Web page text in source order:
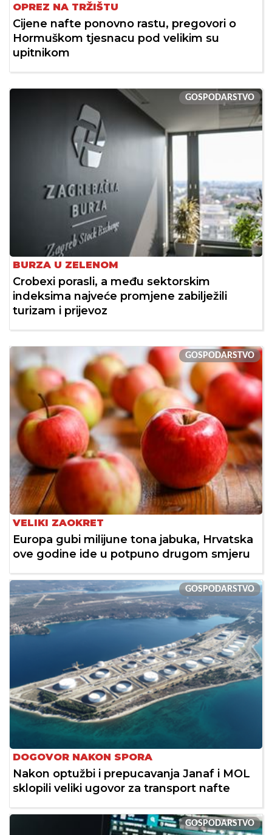
OPREZ NA TRŽIŠTU
Cijene nafte ponovno rastu, pregovori o
Hormuškom tjesnacu pod velikim su
upitnikom
GOSPODARSTVO
BURZA U ZELENOM
Crobexi porasli, a među sektorskim
indeksima najveće promjene zabilježili
turizam i prijevoz
GOSPODARSTVO
VELIKI ZAOKRET
Europa gubi milijune tona jabuka, Hrvatska
ove godine ide u potpuno drugom smjeru
GOSPODARSTVO
DOGOVOR NAKON SPORA
Nakon optužbi i prepucavanja Janaf i MOL
sklopili veliki ugovor za transport nafte
GOSPODARSTVO